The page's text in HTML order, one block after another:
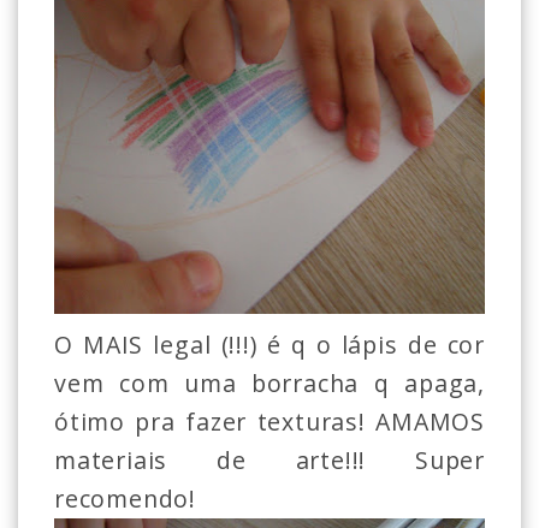
O MAIS legal (!!!) é q o lápis de cor
vem com uma borracha q apaga,
ótimo pra fazer texturas! AMAMOS
materiais de arte!!! Super
recomendo!